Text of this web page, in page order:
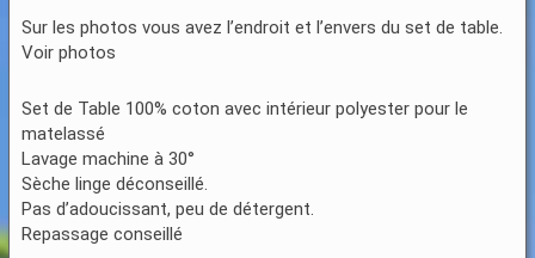
Sur les photos vous avez l’endroit et l’envers du set de table.
Voir photos
Set de Table 100% coton avec intérieur polyester pour le
matelassé
Lavage machine à 30°
Sèche linge déconseillé.
Pas d’adoucissant, peu de détergent.
Repassage conseillé